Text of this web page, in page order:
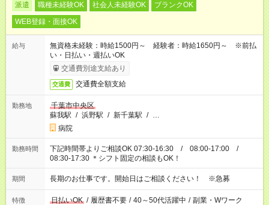
派遣 職種未経験OK 社会人未経験OK
ブランクOK
WEB登録・面接OK
給与
無資格未経験：時給1500円～ 経験者：時給1650円～ ※前払
い・日払い・週払いOK
交通費別途支給あり
交通費 交通費全額支給
勤務地
千葉市中央区
蘇我駅 / 浜野駅 / 新千葉駅 / …
病院
勤務時間
下記時間帯よりご相談OK 07:30-16:30 / 08:00-17:00 /
08:30-17:30 ＊シフト固定の相談もOK！
期間 長期のお仕事です。開始日はご相談ください！ ※急募
特徴 日払いOK / 履歴書不要 / 40～50代活躍中 / 副業・Wワーク